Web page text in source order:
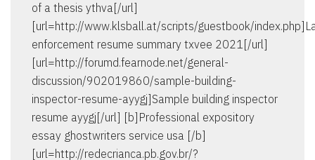
of a thesis ythva[/url]
[url=http://www.klsball.at/scripts/guestbook/
enforcement resume summary txvee 2021[/url]
[url=http://forumd.fearnode.net/general-
discussion/902019860/sample-building-
inspector-resume-ayygj]Sample building inspector
resume ayygj[/url] [b]Professional expository
essay ghostwriters service usa [/b]
[url=http://redecrianca.pb.gov.br/?